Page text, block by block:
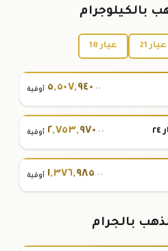
بالكيلوجرام
عيار 21 عيار 18
٥,٥٠٧,٩٤٠.٠٠ أوقية
٢,٧٥٣,٩٧٠.٠٠ أوقية
١,٣٧٦,٩٨٥.٠٠ أوقية
بالجرام